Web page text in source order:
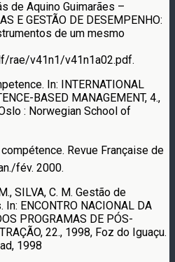
de Aquino Guimarães –
E GESTÃO DE DESEMPENHO:
de um mesmo
rae/v41n1/v41n1a02.pdf.
In: INTERNATIONAL
BASED MANAGEMENT, 4.,
: Norwegian School of
compétence. Revue Française de
fév. 2000.
SILVA, C. M. Gestão de
ENCONTRO NACIONAL DA
PROGRAMAS DE PÓS-
22., 1998, Foz do Iguaçu.
1998